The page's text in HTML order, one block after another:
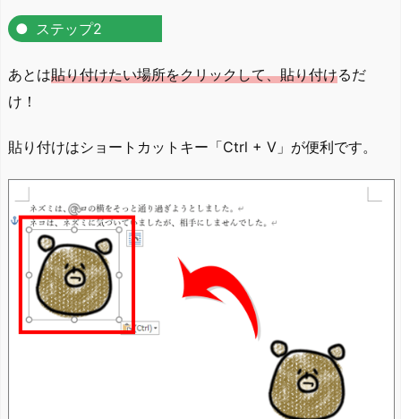
ステップ2
あとは貼り付けたい場所をクリックして、貼り付けるだ
け！
貼り付けはショートカットキー「Ctrl + V」が便利です。